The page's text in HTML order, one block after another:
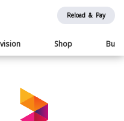
Reload & Pay
Shop